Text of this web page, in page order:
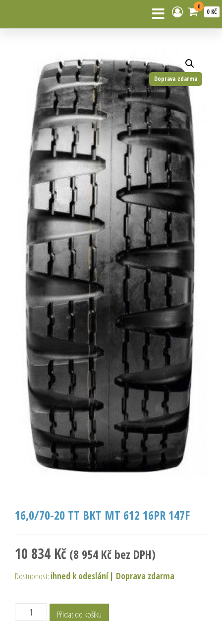
0
0 KČ
Doprava zdarma
16,0/70-20 TT BKT MT 612 16PR 147F
10 834 Kč (8 954 Kč bez DPH)
Dostupnost: ihned k odeslání | Doprava zdarma
Přidat do košíku